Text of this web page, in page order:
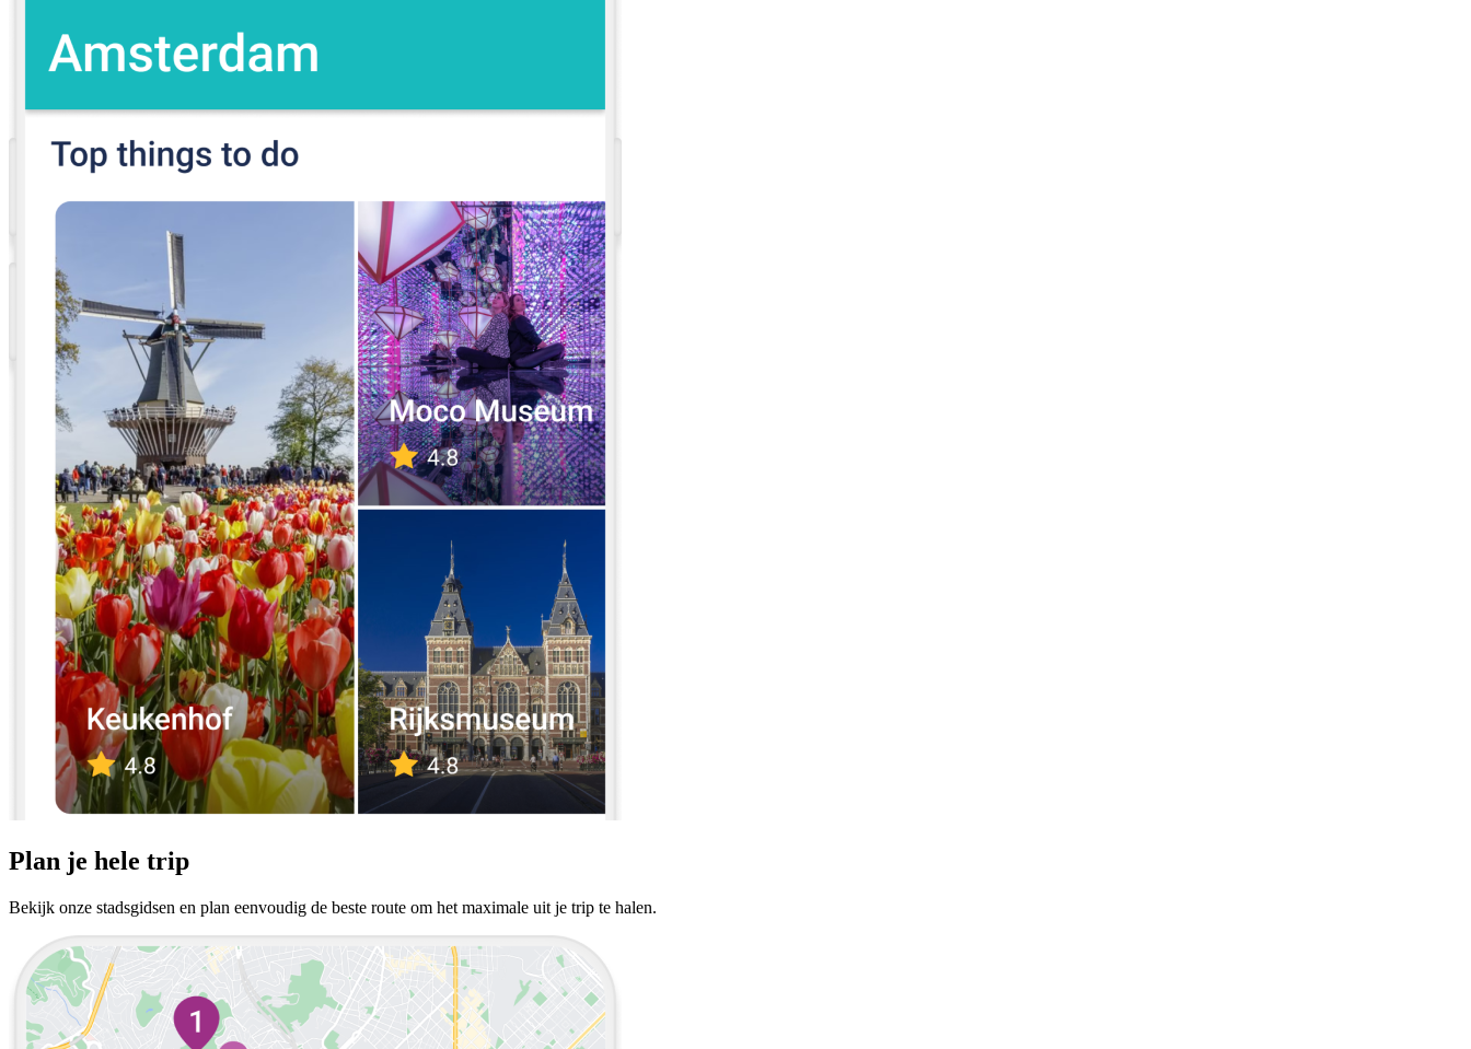
Plan je hele trip
Bekijk onze stadsgidsen en plan eenvoudig de beste route om het maximale uit je trip te halen.